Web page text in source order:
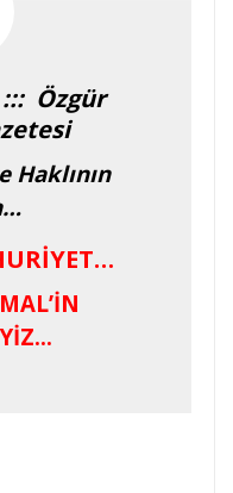
::: Özgür
Haklının